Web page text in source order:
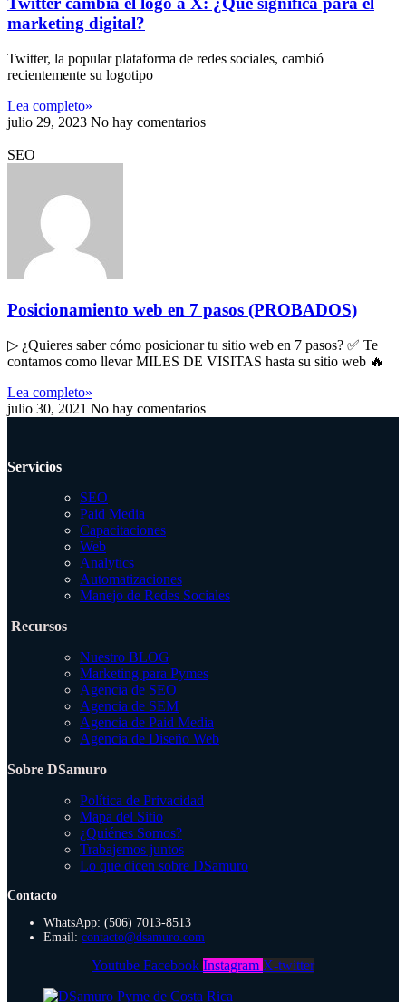
marketing digital?
Twitter, la popular plataforma de redes sociales, cambió
recientemente su logotipo
Lea completo»
julio 29, 2023 No hay comentarios
SEO
Posicionamiento web en 7 pasos (PROBADOS)
▷ ¿Quieres saber cómo posicionar tu sitio web en 7 pasos? ✅ Te
contamos como llevar MILES DE VISITAS hasta su sitio web 🔥
Lea completo»
julio 30, 2021 No hay comentarios
Servicios
SEO
Paid Media
Capacitaciones
Web
Analytics
Automatizaciones
Manejo de Redes Sociales
Recursos
Nuestro BLOG
Marketing para Pymes
Agencia de SEO
Agencia de SEM
Agencia de Paid Media
Agencia de Diseño Web
Sobre DSamuro
Política de Privacidad
Mapa del Sitio
¿Quiénes Somos?
Trabajemos juntos
Lo que dicen sobre DSamuro
Contacto
WhatsApp: (506) 7013-8513
Email: contacto@dsamuro.com
Youtube Facebook Instagram X-twitter